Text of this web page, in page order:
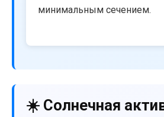
минимальным сечением.
☀️ Солнечная